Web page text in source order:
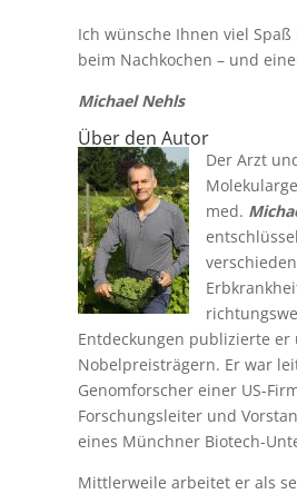
Ich wünsche Ihnen viel Spaß
beim Nachkochen – und
Michael Nehls
Über den Autor
Der Arzt
med.
Entdeckungen publizierte er
Nobelpreisträgern. Er war
Genomforscher einer US-
Forschungsleiter und
eines Münchner Biotech-
Mittlerweile arbeitet er als